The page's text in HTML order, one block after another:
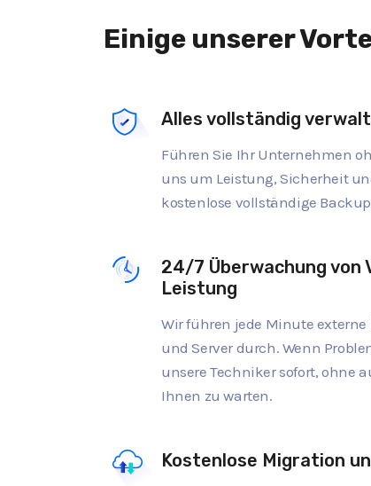
Einige unserer
Alles vollständig
Führen Sie Ihr Unternehmen
uns um Leistung, Sicherheit
kostenlose vollständige
24/7 Überwachung von
Leistung
Wir führen jede Minute
und Server durch. Wenn
unsere Techniker sofort, ohne
Ihnen zu warten.
Kostenlose Migration